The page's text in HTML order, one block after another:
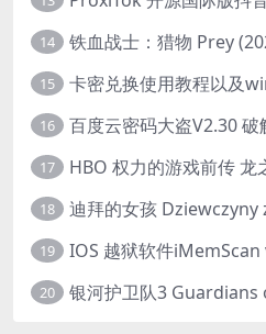
14 铁血战士：猎物 Prey
15 卡密兑换使用教程以及
16 百度云密码大盗V2.30
17
18
19
20